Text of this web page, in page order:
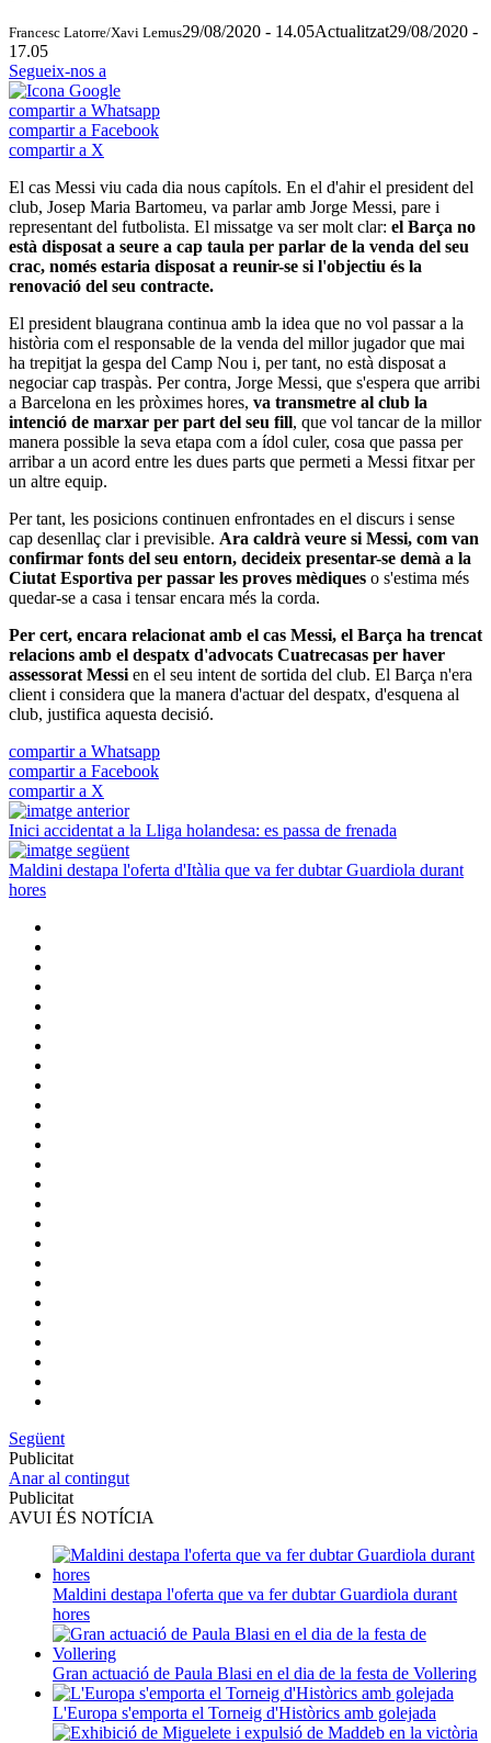
Francesc Latorre/Xavi Lemus29/08/2020 - 14.05Actualitzat29/08/2020 -
17.05
Segueix-nos a
compartir a Whatsapp
compartir a Facebook
compartir a X
El cas Messi viu cada dia nous capítols. En el d'ahir el president del
club, Josep Maria Bartomeu, va parlar amb Jorge Messi, pare i
representant del futbolista. El missatge va ser molt clar: el Barça no
està disposat a seure a cap taula per parlar de la venda del seu
crac, només estaria disposat a reunir-se si l'objectiu és la
renovació del seu contracte.
El president blaugrana continua amb la idea que no vol passar a la
història com el responsable de la venda del millor jugador que mai
ha trepitjat la gespa del Camp Nou i, per tant, no està disposat a
negociar cap traspàs. Per contra, Jorge Messi, que s'espera que arribi
a Barcelona en les pròximes hores, va transmetre al club la
intenció de marxar per part del seu fill, que vol tancar de la millor
manera possible la seva etapa com a ídol culer, cosa que passa per
arribar a un acord entre les dues parts que permeti a Messi fitxar per
un altre equip.
Per tant, les posicions continuen enfrontades en el discurs i sense
cap desenllaç clar i previsible. Ara caldrà veure si Messi, com van
confirmar fonts del seu entorn, decideix presentar-se demà a la
Ciutat Esportiva per passar les proves mèdiques o s'estima més
quedar-se a casa i tensar encara més la corda.
Per cert, encara relacionat amb el cas Messi, el Barça ha trencat
relacions amb el despatx d'advocats Cuatrecasas per haver
assessorat Messi en el seu intent de sortida del club. El Barça n'era
client i considera que la manera d'actuar del despatx, d'esquena al
club, justifica aquesta decisió.
compartir a Whatsapp
compartir a Facebook
compartir a X
Inici accidentat a la Lliga holandesa: es passa de frenada
Maldini destapa l'oferta d'Itàlia que va fer dubtar Guardiola durant
hores
Següent
Publicitat
Anar al contingut
Publicitat
AVUI ÉS NOTÍCIA
Maldini destapa l'oferta que va fer dubtar Guardiola durant
hores
Gran actuació de Paula Blasi en el dia de la festa de Vollering
L'Europa s'emporta el Torneig d'Històrics amb golejada